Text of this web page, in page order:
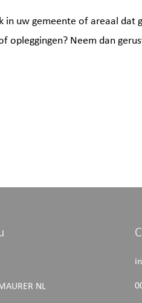
in uw gemeente of areaal
opleggingen? Neem dan
NL